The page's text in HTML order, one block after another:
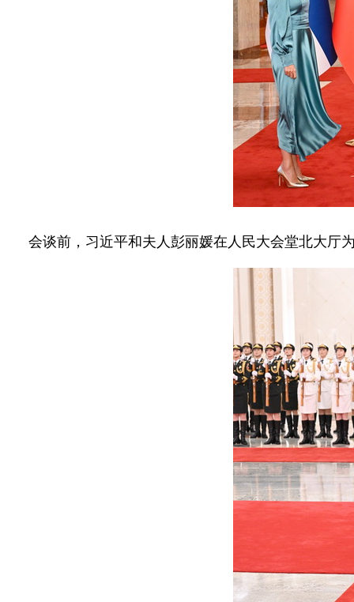
会谈前，习近平和夫人彭丽媛在人民大会堂北大厅